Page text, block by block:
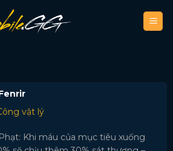
vật lý
Khi máu của mục tiêu xuống